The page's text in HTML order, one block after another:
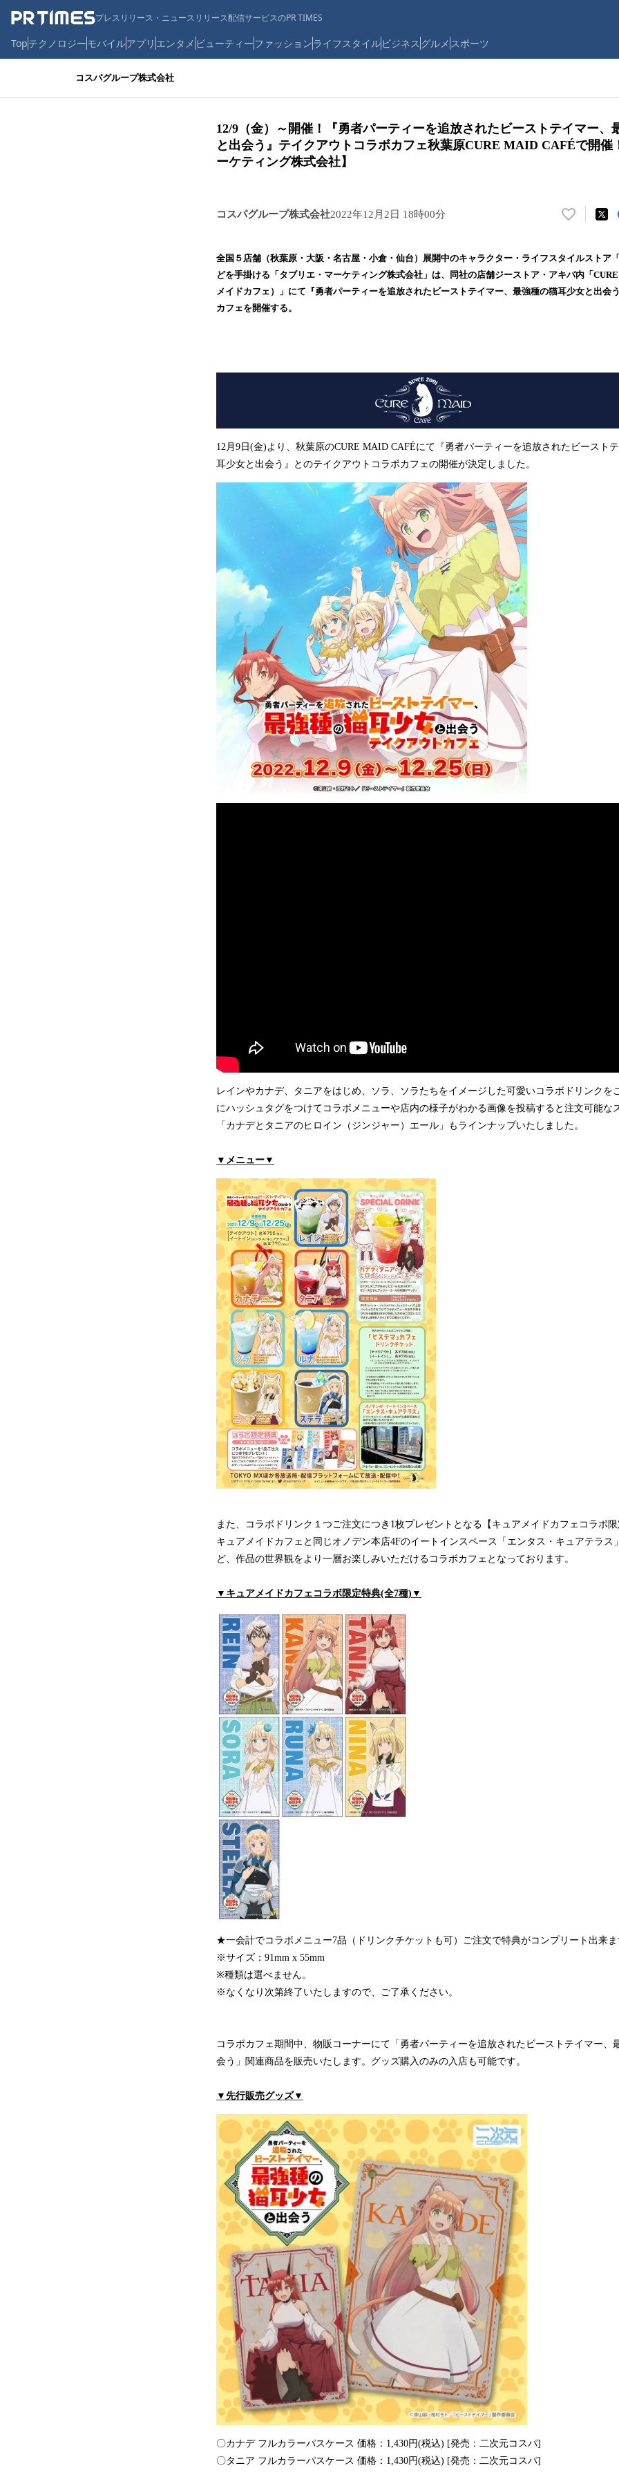
プレスリリース・ニュースリリース配信サービスのPR TIMES
Topテクノロジーモバイルアプリ エンタメ ビューティーファッションライフスタイルビジネス グルメ スポーツ
コスパグループ株式会社
12/9（金）～開催！『勇者パーティーを追放されたビーストテイマー、
と出会う』テイクアウトコラボカフェ秋葉原CURE MAID CAFÉで開催
ーケティング株式会社】
コスパグループ株式会社2022年12月2日 18時00分
い
！
数
を
全国５店舗（秋葉原・大阪・名古屋・小倉・仙台）展開中のキャラクター・ライフスタイルストア
どを手掛ける「タブリエ・マーケティング株式会社」は、同社の店舗ジーストア・アキバ内「
メイドカフェ）」にて『勇者パーティーを追放されたビーストテイマー、最強種の猫耳少女と出会
カフェを開催する。
12月9日(金)より、秋葉原のCURE MAID CAFÉにて『勇者パーティーを追放されたビースト
耳少女と出会う』とのテイクアウトコラボカフェの開催が決定しました。
レインやカナデ、タニアをはじめ、ソラ、ソラたちをイメージした可愛いコラボドリンクを
にハッシュタグをつけてコラボメニューや店内の様子がわかる画像を投稿すると注文可能な
「カナデとタニアのヒロイン（ジンジャー）エール」もラインナップいたしました。
▼メニュー▼
また、コラボドリンク１つご注文につき1枚プレゼントとなる【キュアメイドカフェコラボ限
キュアメイドカフェと同じオノデン本店4Fのイートインスペース「エンタス・キュアテラス
ど、作品の世界観をより一層お楽しみいただけるコラボカフェとなっております。
▼キュアメイドカフェコラボ限定特典(全7種)▼
★一会計でコラボメニュー7品（ドリンクチケットも可）ご注文で特典がコンプリート出来ま
※サイズ：91mm x 55mm
※種類は選べません。
※なくなり次第終了いたしますので、ご了承ください。
コラボカフェ期間中、物販コーナーにて「勇者パーティーを追放されたビーストテイマー、
会う」関連商品を販売いたします。グッズ購入のみの入店も可能です。
▼先行販売グッズ▼
〇カナデ フルカラーパスケース 価格：1,430円(税込) [発売：二次元コスパ]
〇タニア フルカラーパスケース 価格：1,430円(税込) [発売：二次元コスパ]